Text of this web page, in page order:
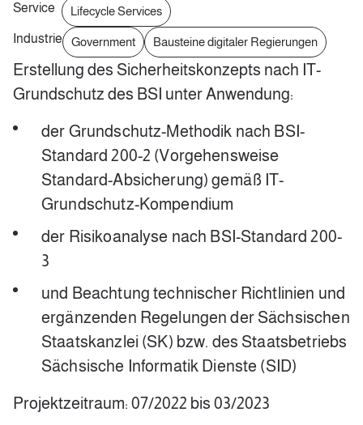
Service
Lifecycle Services
Industrie
Government Bausteine digitaler Regierungen
Erstellung des Sicherheitskonzepts nach IT-
Grundschutz des BSI unter Anwendung:
der Grundschutz-Methodik nach BSI-
Standard 200-2 (Vorgehensweise
Standard-Absicherung) gemäß IT-
Grundschutz-Kompendium
der Risikoanalyse nach BSI-Standard 200-
3
und Beachtung technischer Richtlinien und
ergänzenden Regelungen der Sächsischen
Staatskanzlei (SK) bzw. des Staatsbetriebs
Sächsische Informatik Dienste (SID)
Projektzeitraum: 07/2022 bis 03/2023